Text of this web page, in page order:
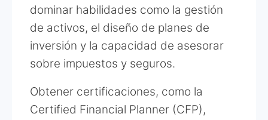
dominar habilidades como la gestión
de activos, el diseño de planes de
inversión y la capacidad de asesorar
sobre impuestos y seguros.
Obtener certificaciones, como la
Certified Financial Planner (CFP),